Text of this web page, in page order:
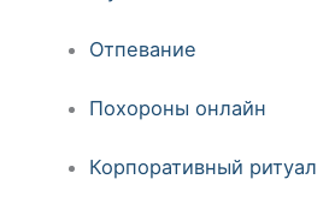
Отпевание
Похороны онлайн
Корпоративный ритуал